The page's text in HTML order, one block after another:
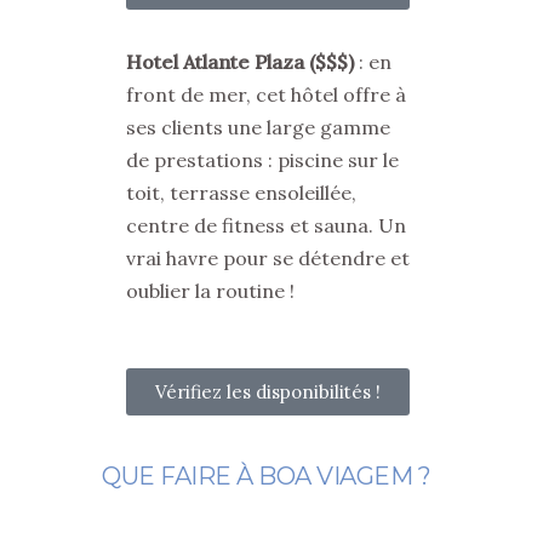
Hotel Atlante Plaza ($$$): en
front de mer, cet hôtel offre à
ses clients une large gamme
de prestations : piscine sur le
toit, terrasse ensoleillée,
centre de fitness et sauna. Un
vrai havre pour se détendre et
oublier la routine !
Vérifiez les disponibilités !
QUE FAIRE À BOA VIAGEM ?